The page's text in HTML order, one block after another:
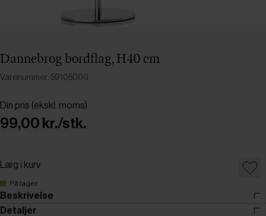
Dannebrog bordflag, H40 cm
Varenummer: 59105000
Din pris (ekskl. moms)
99,00 kr./stk.
Læg i kurv
På lager
Beskrivelse
Detaljer